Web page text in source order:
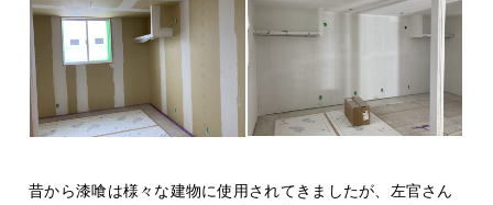
昔から漆喰は様々な建物に使用されてきましたが、左官さん